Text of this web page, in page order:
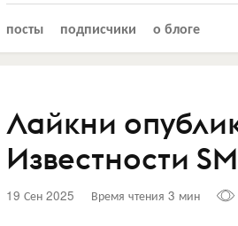
посты подписчики о блоге
Лайкни
Известности
19 Сен 2025 Время чтения 3 мин